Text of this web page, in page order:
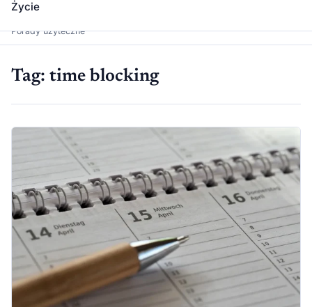
Dawka Wiedzy
Porady użyteczne
Życie
Tag: time blocking